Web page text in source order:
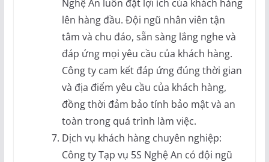
Nghệ An luôn đặt lợi ích của khách hàng
lên hàng đầu. Đội ngũ nhân viên tận
tâm và chu đáo, sẵn sàng lắng nghe và
đáp ứng mọi yêu cầu của khách hàng.
Công ty cam kết đáp ứng đúng thời gian
và địa điểm yêu cầu của khách hàng,
đồng thời đảm bảo tính bảo mật và an
toàn trong quá trình làm việc.
Dịch vụ khách hàng chuyên nghiệp:
Công ty Tạp vụ 5S Nghệ An có đội ngũ